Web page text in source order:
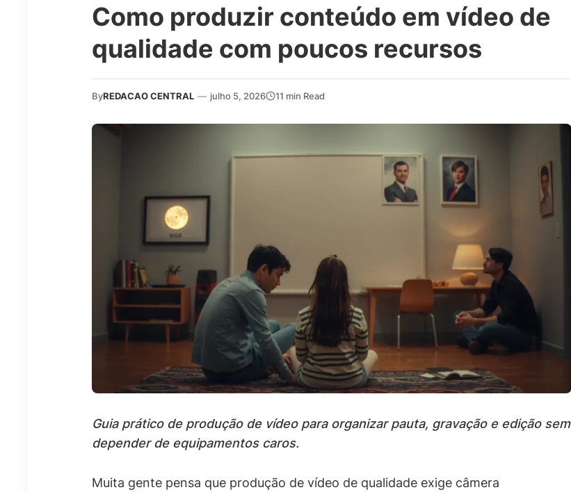
Como produzir conteúdo em vídeo de
qualidade com poucos recursos
ByREDACAO CENTRAL — julho 5, 2026 11 min Read
Guia prático de produção de vídeo para organizar pauta, gravação e edição sem
depender de equipamentos caros.
Muita gente pensa que produção de vídeo de qualidade exige câmera